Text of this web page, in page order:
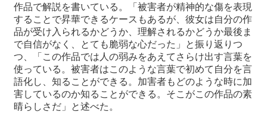
ホ
ー
ム
サ
イ
ト
マ
作品で解説を書いている。「被害者が精神的な傷を表現
することで昇華できるケースもあるが、彼女は自分の作
品が受け入られるかどうか、理解されるかどうか最後ま
で自信がなく、とても脆弱な心だった」と振り返りつ
つ、「この作品では人の弱みをあえてさらけ出す言葉を
使っている。被害者はこのような言葉で初めて自分を言
語化し、知ることができる。加害者もどのような時に加
害しているのか知ることができる。そこがこの作品の素
晴らしさだ」と述べた。